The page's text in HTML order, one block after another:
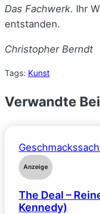
Das Fachwerk. Ihr
entstanden.
Christopher Berndt
Tags: Kunst
Verwandte
Anzeige
The Deal –
Kennedy)